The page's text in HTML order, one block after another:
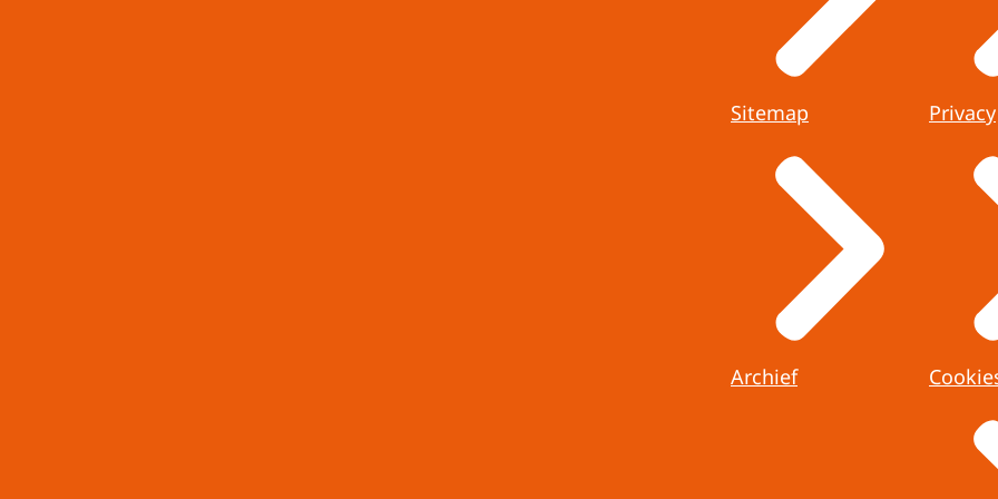
Sitemap
Archief
Privacy